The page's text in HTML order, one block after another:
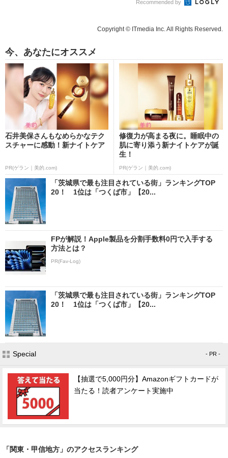
Recommended by
Copyright © ITmedia Inc. All Rights Reserved.
今、あなたにオススメ
石井美保さんもなめらかなテク
スチャーに感動！新ナイトケア
PR(ゲラン｜美的.com)
修復力が高まる夜に。睡眠中の
肌に寄り添う新ナイトケアが誕
生！
PR(ゲラン｜美的.com)
「茨城県で最も注目されている街」ランキングTOP
20！ 1位は「つくば市」【20...
FPが解説！Apple製品を分割手数料0円で入手する
方法とは？
PR(Fav-Log)
「茨城県で最も注目されている街」ランキングTOP
20！ 1位は「つくば市」【20...
Special - PR -
【抽選で5,000円分】Amazonギフトカードが
当たる！読者アンケート実施中
「関東・甲信地方」のアクセスランキング